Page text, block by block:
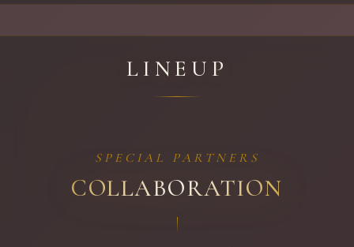
LINEUP
SPECIAL PARTNERS
COLLABORATION